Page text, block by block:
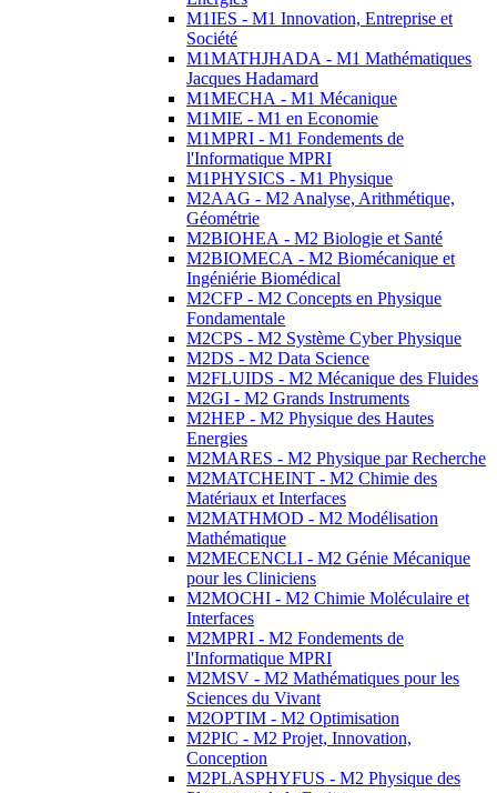
M1IES - M1 Innovation, Entreprise et
Société
M1MATHJHADA - M1 Mathématiques
Jacques Hadamard
M1MECHA - M1 Mécanique
M1MIE - M1 en Economie
M1MPRI - M1 Fondements de
l'Informatique MPRI
M1PHYSICS - M1 Physique
M2AAG - M2 Analyse, Arithmétique,
Géométrie
M2BIOHEA - M2 Biologie et Santé
M2BIOMECA - M2 Biomécanique et
Ingéniérie Biomédical
M2CFP - M2 Concepts en Physique
Fondamentale
M2CPS - M2 Système Cyber Physique
M2DS - M2 Data Science
M2FLUIDS - M2 Mécanique des Fluides
M2GI - M2 Grands Instruments
M2HEP - M2 Physique des Hautes
Energies
M2MARES - M2 Physique par Recherche
M2MATCHEINT - M2 Chimie des
Matériaux et Interfaces
M2MATHMOD - M2 Modélisation
Mathématique
M2MECENCLI - M2 Génie Mécanique
pour les Cliniciens
M2MOCHI - M2 Chimie Moléculaire et
Interfaces
M2MPRI - M2 Fondements de
l'Informatique MPRI
M2MSV - M2 Mathématiques pour les
Sciences du Vivant
M2OPTIM - M2 Optimisation
M2PIC - M2 Projet, Innovation,
Conception
M2PLASPHYFUS - M2 Physique des